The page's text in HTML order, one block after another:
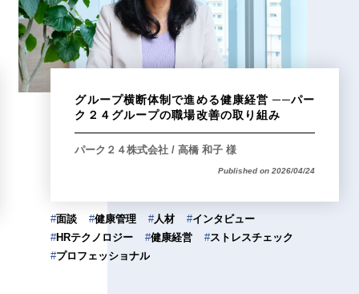
グループ横断体制で進める健康経営 ──パー
ク２４グループの職場改善の取り組み
パーク２４株式会社 / 高橋 和子 様
Published on 2026/04/24
#面談 #健康管理 #人材 #インタビュー
#HRテクノロジー #健康経営 #ストレスチェック
#プロフェッショナル